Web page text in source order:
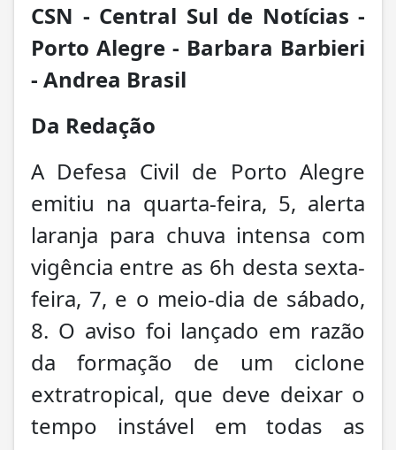
CSN - Central Sul de Notícias -
Porto Alegre - Barbara Barbieri
- Andrea Brasil
Da Redação
A Defesa Civil de Porto Alegre
emitiu na quarta-feira, 5, alerta
laranja para chuva intensa com
vigência entre as 6h desta sexta-
feira, 7, e o meio-dia de sábado,
8. O aviso foi lançado em razão
da formação de um ciclone
extratropical, que deve deixar o
tempo instável em todas as